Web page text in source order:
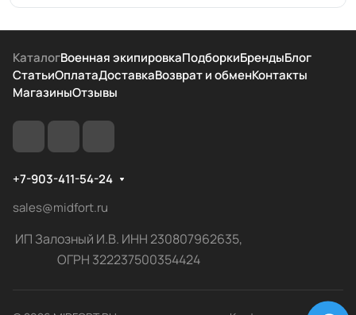
КаталогВоенная экипировкаПодборкиБрендыБлог
СтатьиОплатаДоставкаВозврат и обменКонтакты
МагазиныОтзывы
+7-903-411-54-24
sales@midfort.ru
ИП Залозный И.В. ИНН 230807962635,
ОГРН 322237500354424